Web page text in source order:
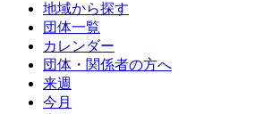
地域から探す
団体一覧
カレンダー
団体・関係者の方へ
来週
今月